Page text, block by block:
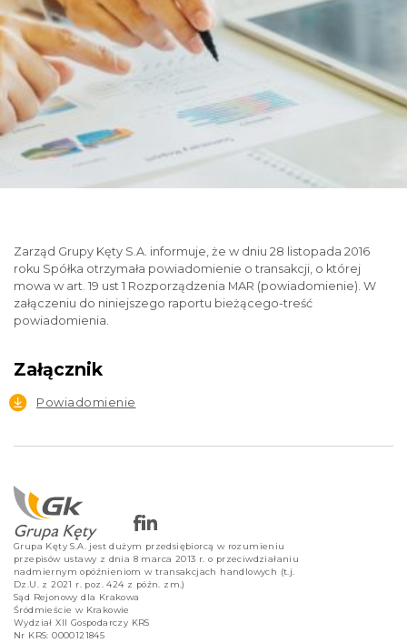
Zarząd Grupy Kęty S.A. informuje, że w dniu 28 listopada 2016
roku Spółka otrzymała powiadomienie o transakcji, o której
mowa w art. 19 ust 1 Rozporządzenia MAR (powiadomienie). W
załączeniu do niniejszego raportu bieżącego-treść
powiadomienia.
Załącznik
Powiadomienie
Grupa Kęty S.A. jest dużym przedsiębiorcą w rozumieniu
przepisów ustawy z dnia 8 marca 2013 r. o przeciwdziałaniu
nadmiernym opóźnieniom w transakcjach handlowych (t.j.
Dz.U. z 2021 r. poz. 424 z późn. zm.)
Sąd Rejonowy dla Krakowa
Śródmieście w Krakowie
Wydział XII Gospodarczy KRS
Nr KRS: 0000121845